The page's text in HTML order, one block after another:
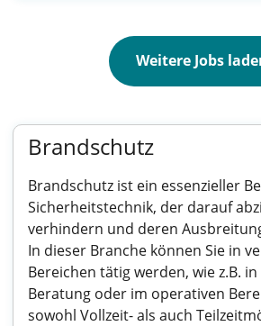
Weitere Jobs
Brandschutz
Brandschutz ist ein essenzieller
Sicherheitstechnik, der darauf
verhindern und deren
In dieser Branche können Sie in
Bereichen tätig werden, wie z.B.
Beratung oder im operativen
sowohl Vollzeit- als auch